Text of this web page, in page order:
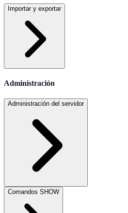
Importar y exportar
Administración
Administración del servidor
Comandos SHOW